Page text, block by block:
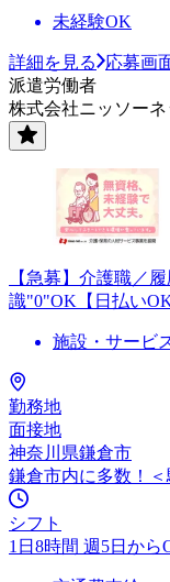
未経験OK
詳細を見る
応募画
派遣労働者
株式会社ニッソー
【急募】介護職／
識"0"OK【日払いOK
施設・サービ
勤務地
面接地
神奈川県鎌倉市
鎌倉市内に多数！
シフト
1日8時間 週5日から